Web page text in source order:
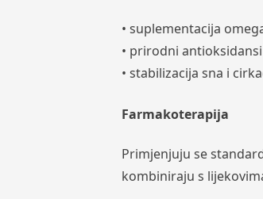
• suplementacija
• prirodni antioksidansi
• stabilizacija sna i
Farmakoterapija
Primjenjuju se
kombiniraju s